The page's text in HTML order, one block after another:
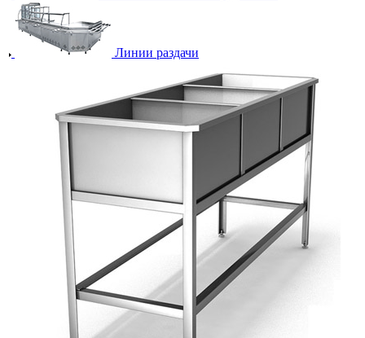
Линии раздачи